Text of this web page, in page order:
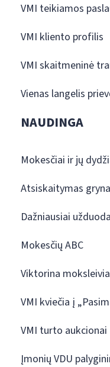
VMI teikiamos
VMI kliento profilis
VMI skaitmeninė
Vienas langelis
NAUDINGA
Mokesčiai ir jų
Atsiskaitymas
Dažniausiai
Mokesčių ABC
Viktorina
VMI kviečia į
VMI turto aukcionai
Įmonių VDU